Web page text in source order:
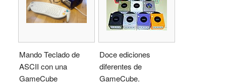
Mando Teclado de
ASCII con una
GameCube
Doce ediciones
diferentes de
GameCube.